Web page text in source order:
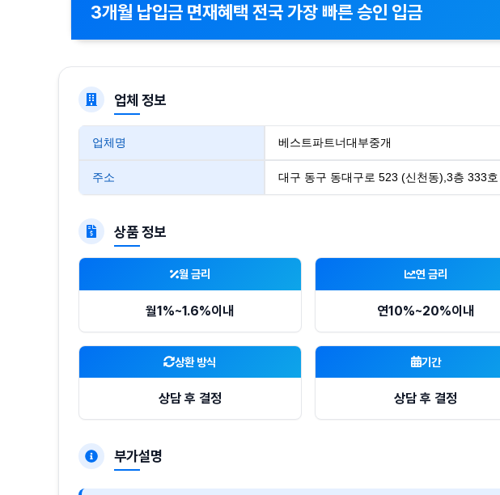
3개월 납입금 면재혜택 전국 가장 빠른 승인 입금
업체 정보
업체명 베스트파트너대부중개
주소 대구 동구 동대구로 523 (신천동),3층 333호
상품 정보
월 금리
월1%~1.6%이내
연 금리
연10%~20%이내
상환 방식
상담 후 결정
기간
상담 후 결정
부가설명